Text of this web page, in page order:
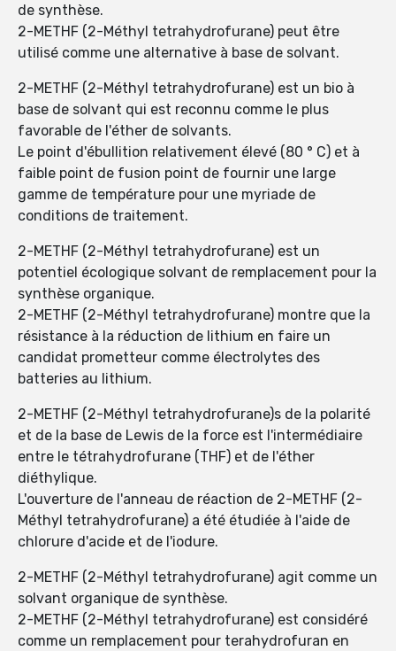
de synthèse.
2-METHF (2-Méthyl tetrahydrofurane) peut être
utilisé comme une alternative à base de solvant.
2-METHF (2-Méthyl tetrahydrofurane) est un bio à
base de solvant qui est reconnu comme le plus
favorable de l'éther de solvants.
Le point d'ébullition relativement élevé (80 ° C) et à
faible point de fusion point de fournir une large
gamme de température pour une myriade de
conditions de traitement.
2-METHF (2-Méthyl tetrahydrofurane) est un
potentiel écologique solvant de remplacement pour la
synthèse organique.
2-METHF (2-Méthyl tetrahydrofurane) montre que la
résistance à la réduction de lithium en faire un
candidat prometteur comme électrolytes des
batteries au lithium.
2-METHF (2-Méthyl tetrahydrofurane)s de la polarité
et de la base de Lewis de la force est l'intermédiaire
entre le tétrahydrofurane (THF) et de l'éther
diéthylique.
L'ouverture de l'anneau de réaction de 2-METHF (2-
Méthyl tetrahydrofurane) a été étudiée à l'aide de
chlorure d'acide et de l'iodure.
2-METHF (2-Méthyl tetrahydrofurane) agit comme un
solvant organique de synthèse.
2-METHF (2-Méthyl tetrahydrofurane) est considéré
comme un remplacement pour terahydrofuran en